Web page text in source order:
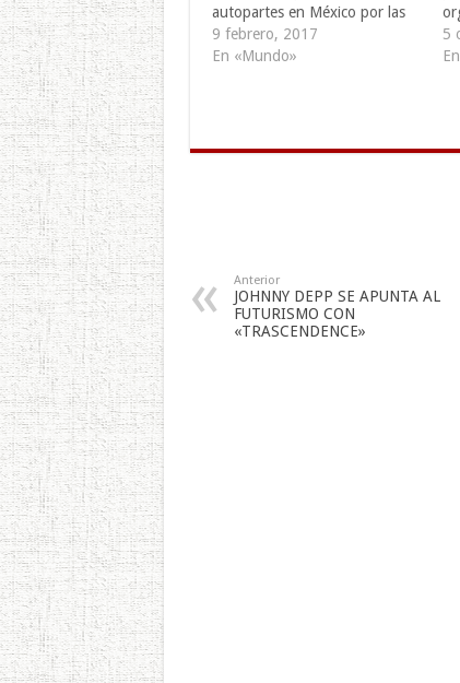
autopartes en México por las
amenazas de Donald Trump, el
mismo día en que Nissan
9 febrero, 2017
En «Mundo»
5
Anterior
JOHNNY DEPP SE APUNTA AL
FUTURISMO CON
«TRASCENDENCE»